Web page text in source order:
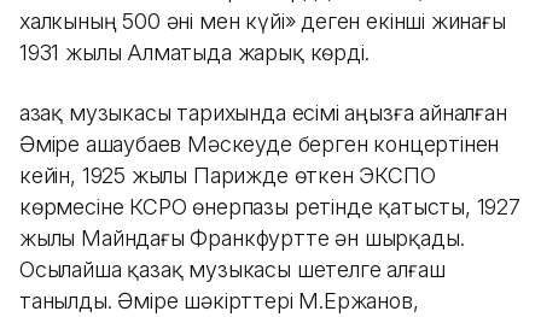
халкының 500 әні мен күйі» деген екінші жинағы
1931 жылы Алматыда жарық көрді.
Қазақ музыкасы тарихында есімі аңызға айналған
Әміре Қашаубаев Мәскеуде берген концертінен
кейін, 1925 жылы Парижде өткен ЭКСПО
көрмесіне КСРО өнерпазы ретінде қатысты, 1927
жылы Майндағы Франкфуртте ән шырқады.
Осылайша қазақ музыкасы шетелге алғаш
танылды. Әміре шәкірттері М.Ержанов,